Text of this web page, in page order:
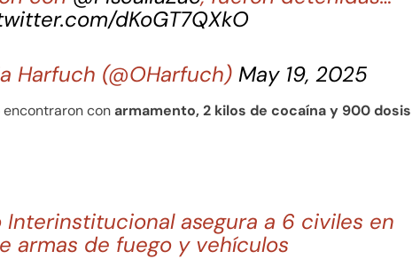
dKoGT7QXkO
Harfuch (@OHarfuch)May 19, 2025
conarmamento, 2 kilos de cocaína y 900 dosis
Interinstitucional asegura a 6 civiles en
armas de fuego y vehículos